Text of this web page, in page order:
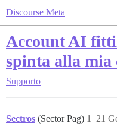
Discourse Meta
Account AI
spinta alla mia
Supporto
Sectros (Sector Pag) 21
1